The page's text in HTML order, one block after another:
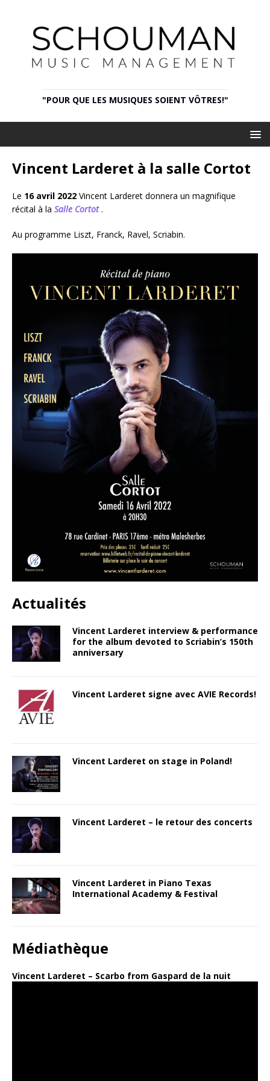
"POUR QUE LES MUSIQUES SOIENT VÔTRES!"
Vincent Larderet à la salle Cortot
Le 16 avril 2022 Vincent Larderet donnera un magnifique
récital à la Salle Cortot.
Au programme Liszt, Franck, Ravel, Scriabin.
Actualités
Vincent Larderet interview & performance
for the album devoted to Scriabin’s 150th
anniversary
Vincent Larderet signe avec AVIE Records!
Vincent Larderet on stage in Poland!
Vincent Larderet – le retour des concerts
Vincent Larderet in Piano Texas
International Academy & Festival
Médiathèque
Vincent Larderet – Scarbo from Gaspard de la nuit